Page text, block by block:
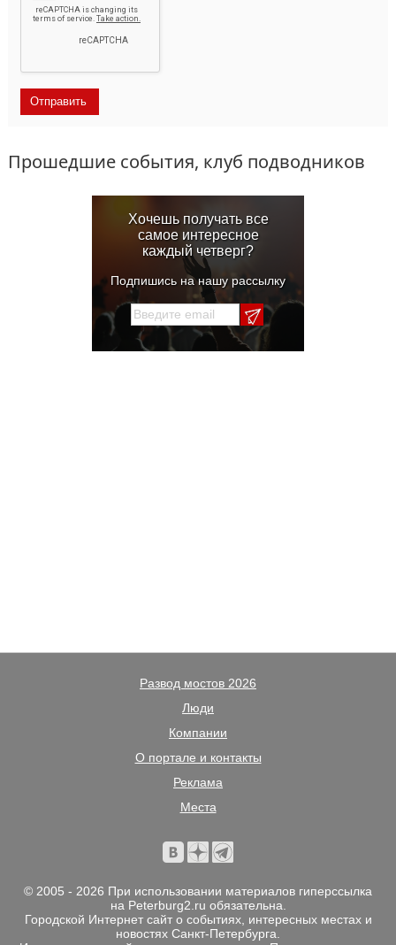
Прошедшие события, клуб подводников
Хочешь получать все
самое интересное
каждый четверг?
Подпишись на нашу рассылку
Развод мостов 2026
Люди
Компании
О портале и контакты
Реклама
Места
© 2005 - 2026 При использовании материалов гиперссылка
на Peterburg2.ru обязательна.
Городской Интернет сайт о событиях, интересных местах и
новостях Санкт-Петербурга.